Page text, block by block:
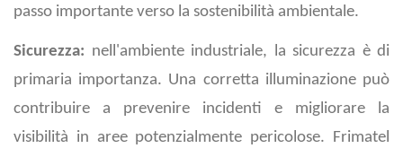
passo importante verso la sostenibilità ambientale.
Sicurezza: nell'ambiente industriale, la sicurezza è di
primaria importanza. Una corretta illuminazione può
contribuire a prevenire incidenti e migliorare la
visibilità in aree potenzialmente pericolose. Frimatel